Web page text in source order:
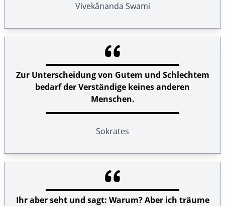
Vivekânanda Swami
Zur Unterscheidung von Gutem und Schlechtem
bedarf der Verständige keines anderen
Menschen.
Sokrates
Ihr aber seht und sagt: Warum? Aber ich träume